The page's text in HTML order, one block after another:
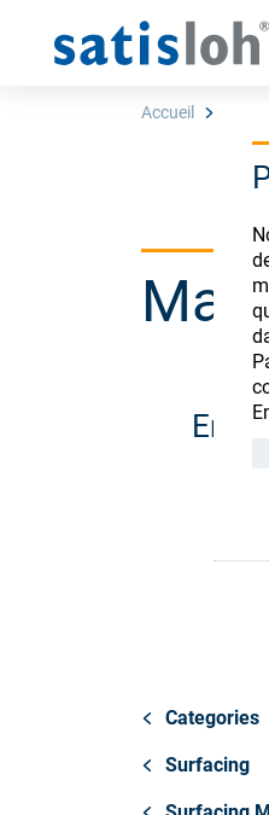
Ophtalmique
Accueil
Categories
Surfacing